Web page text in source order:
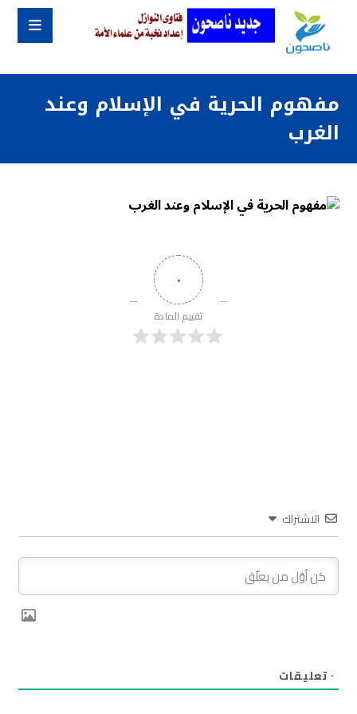
مفهوم الحرية في الإسلام وعند
الغرب
٠
تقييم المادة
الاشتراك
٠ تعليقات